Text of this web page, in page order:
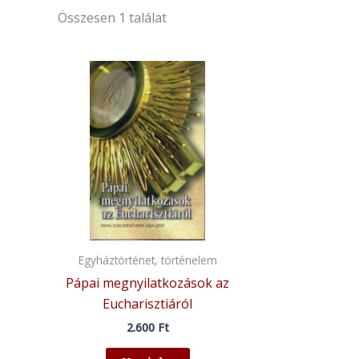
Összesen 1 találat
Egyháztörténet, történelem
Pápai megnyilatkozások az
Eucharisztiáról
2.600 Ft